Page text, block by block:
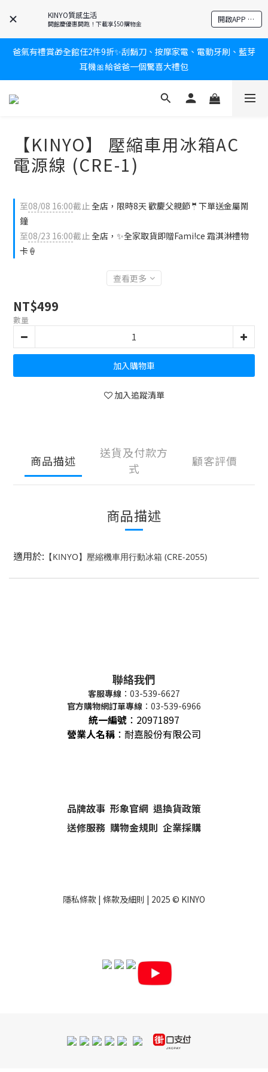
KINYO質感生活
開館慶優惠開跑！下載享$50購物金 開啟APP 享隱藏優惠
新會員送$100購物金✨再享消費回饋無極限
新會員送$100購物金✨再享消費回饋無極限
爸氣有禮賞🎁全館任2件9折✨刮鬍刀、按摩家電、電動牙刷、藍芽
耳機🎀給爸爸一個驚喜大禮包
炎熱夏日救星☀️秒凍扇登場💙半導體製冷 x 微米級冰霧，一秒開
新會員送$100購物金✨再享消費回饋無極限
【KINYO】 壓縮車用冰箱AC
電源線 (CRE-1)
至08/08 16:00截止全店，限時8天 歡慶父親節🤵下單送金屬鬧
鐘
至08/23 16:00截止全店，✨全家取貨即贈Fami!ce 霜淇淋禮物
卡🍦
查看更多
NT$499
數量
加入購物車
加入追蹤清單
商品描述
送貨及付款方
式
顧客評價
商品描述
適用於: 【KINYO】壓縮機車用行動冰箱 (CRE-2055)
聯絡我們
客服專線 ：03-539-6627
官方購物網訂單專線 ：03-539-6966
統一編號 ： 20971897
營業人名稱 ：耐嘉股份有限公司
品牌故事 形象官網 退換貨政策
送修服務 購物金規則 企業採購
隱私條款 | 條款及細則 | 2025 © KINYO